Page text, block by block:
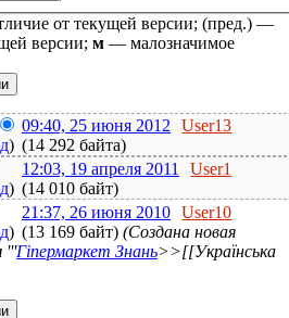
от текущей версии; (пред.) —
версии; м — малозначимое
09:40, 25 июня 2012
User13
) (14 292 байта)
12:03, 19 апреля 2011
User1
) (14 010 байт)
21:37, 26 июня 2010
User10
) (13 169 байт) (Создана новая
'''Гіпермаркет Знань>>[[Українська